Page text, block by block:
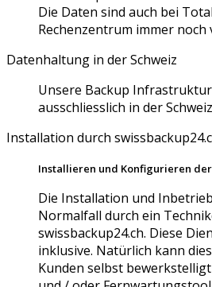
Die Daten sind auch bei
Rechenzentrum immer noch
Datenhaltung in der Schweiz
Unsere Backup
ausschliesslich in der
Installation durch
Installieren und Konfigurieren
Die Installation und
Normalfall durch ein
swissbackup24.ch. Diese
inklusive. Natürlich kann
Kunden selbst